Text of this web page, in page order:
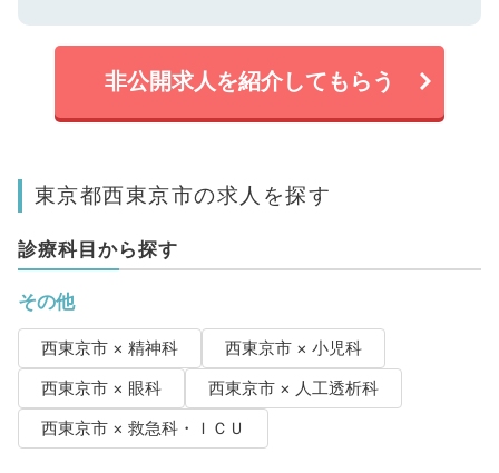
非公開求人を紹介してもらう
東京都西東京市の求人を探す
診療科目から探す
その他
西東京市 × 精神科
西東京市 × 小児科
西東京市 × 眼科
西東京市 × 人工透析科
西東京市 × 救急科・ＩＣＵ